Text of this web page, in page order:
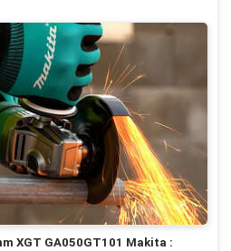
XGT GA050GT101 Makita :